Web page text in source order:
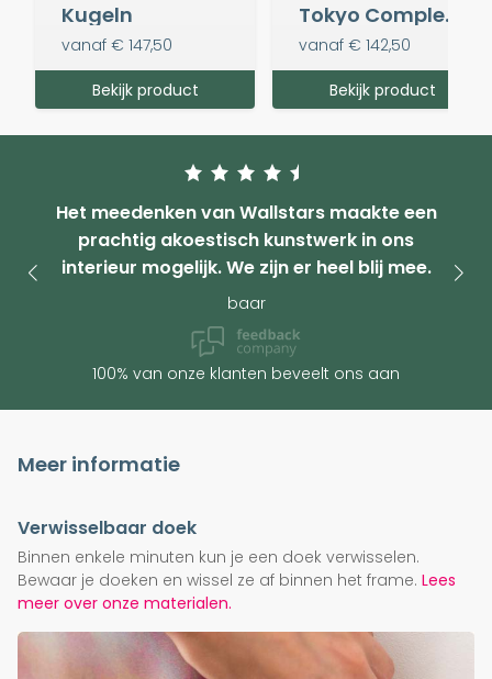
Kugeln
vanaf € 147,50
Bekijk product
Tokyo Complex (vierkant)
vanaf € 142,50
Bekijk product
Het meedenken van Wallstars maakte een
prachtig akoestisch kunstwerk in ons
interieur mogelijk. We zijn er heel blij mee.
baar
100% van onze klanten beveelt ons aan
Meer informatie
Verwisselbaar doek
Binnen enkele minuten kun je een doek verwisselen.
Bewaar je doeken en wissel ze af binnen het frame. Lees
meer over onze materialen.